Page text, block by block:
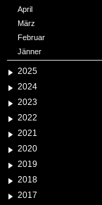
April
März
Februar
Jänner
2025
2024
2023
2022
2021
2020
2019
2018
2017